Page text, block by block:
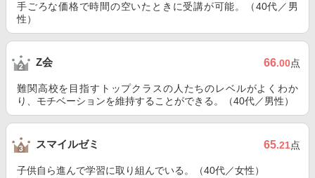
手ごろな価格で時間の空いたときに受講が可能。（40代／男
性）
Z会 66.00点
難関高校を目指すトップクラスの人たちのレベルがよくわか
り、モチベーションを維持することができる。（40代／男性）
スマイルゼミ 65.21点
子供自ら進んで学習に取り組んでいる。（40代／女性）